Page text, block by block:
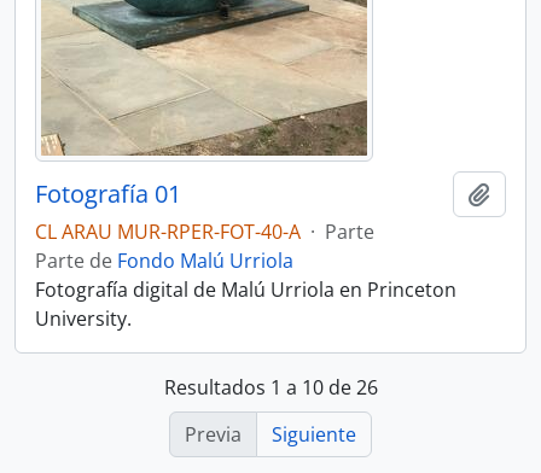
Fotografía 01
CL ARAU MUR-RPER-FOT-40-A · Parte
Parte de Fondo Malú Urriola
Fotografía digital de Malú Urriola en Princeton
University.
Resultados 1 a 10 de 26
Previa
Siguiente